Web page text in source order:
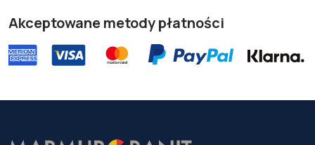
Akceptowane metody płatności